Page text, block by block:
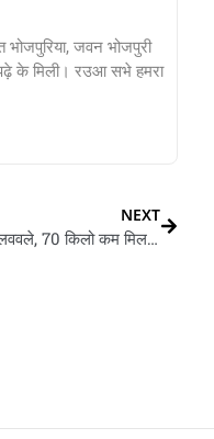
जवन भोजपुरी
के मिली। रउआ सभे हमरा
NEXT
गोरखपुर: खाद्य आ रसद राज्यमंत्री अपना सोझा तउलववले, 70 किलो कम मिलल गेंहू